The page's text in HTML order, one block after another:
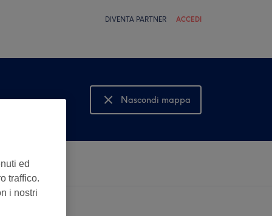
DIVENTA PARTNER ACCEDI
Nascondi mappa
Mostra mappa
ed
traffico.
i nostri